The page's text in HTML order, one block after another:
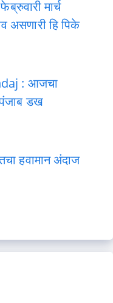
मार्च
असणारी हि पिके
: आजचा
डख
हवामान अंदाज